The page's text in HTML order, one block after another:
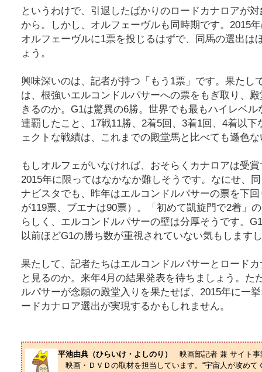
というわけで、引退したばかりのロードカナロアが
から。しかし、オルフェーヴルも同時期です。2015
オルフェーヴルに1票を投じるはずで、同馬の選出は
ょう。
興味深いのは、記者が持つ「もう1票」です。果たし
は、根強いエルコンドルパサーへの票をもぎ取り、
きるのか。G1は驚異の6勝。世界でも最もハイレベ
連覇したこと、17戦11勝、2着5回、3着1回、4着以下
ェクトな戦績は、これまでの殿堂馬と比べても遜色
もしオルフェがいなければ、おそらくカナロアは受
2015年に限ってはなかなか難しそうです。なにせ、
ナビスタでも、昨年はエルコンドルパサーの票を下
が119票、ブエナは90票）。「初めて凱旋門で2着」
らしく、エルコンドルパサーの壁は分厚そうです。
以前ほどG1の勝ち数が重視されていない気もします
果たして、記者たちはエルコンドルパサーとロード
と見るのか。来年4月の結果発表を待ちましょう。た
ルパサーが念願の殿堂入りを果たせば、2015年に一
ードカナロア選出が実現するかもしれません。
平池由典（ひらいけ・よしのり） 映画部記者 兼 サイト
映画・ＤＶＤの取材を担当しています。“宇宙人が攻めて